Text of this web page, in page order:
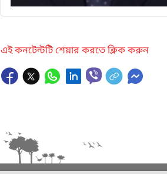
এই কনটেন্টটি শেয়ার করতে ক্লিক করুন